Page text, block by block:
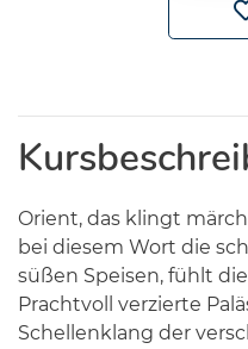
Orient, das klingt
bei diesem Wort die
süßen Speisen, fühlt
Prachtvoll verzierte
Schellenklang der